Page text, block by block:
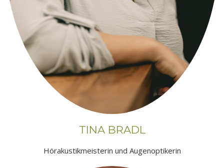
TINA BRADL
Hörakustikmeisterin und Augenoptikerin